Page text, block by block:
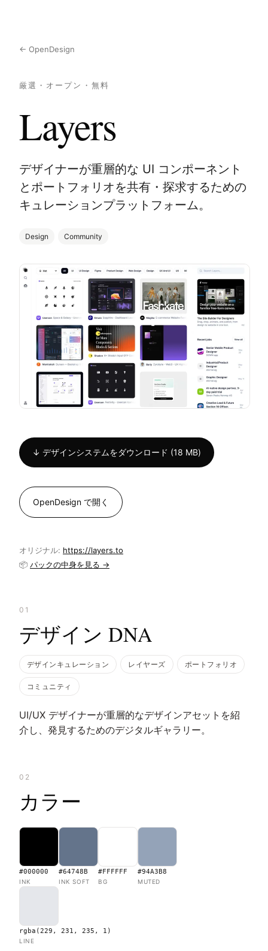
← OpenDesign
厳選・オープン・無料
Layers
デザイナーが重層的な UI コンポーネント
とポートフォリオを共有・探求するための
キュレーションプラットフォーム。
Design Community
↓ デザインシステムをダウンロード (18 MB)
OpenDesign で開く
オリジナル: https://layers.to
📦 パックの中身を見る →
01
デザイン DNA
デザインキュレーション レイヤーズ ポートフォリオ
コミュニティ
UI/UX デザイナーが重層的なデザインアセットを紹
介し、発見するためのデジタルギャラリー。
02
カラー
#000000
INK
#64748B
INK SOFT
#FFFFFF
BG
#94A3B8
MUTED
rgba(229, 231, 235, 1)
LINE